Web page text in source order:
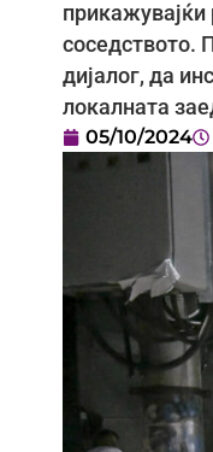
соседството.
дијалог, да
локалната
05/10/2024